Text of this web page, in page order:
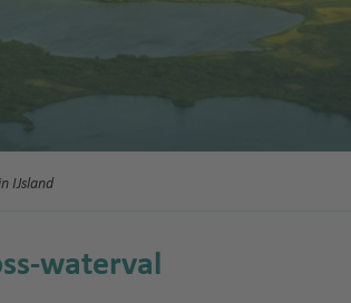
IJsland
waterval